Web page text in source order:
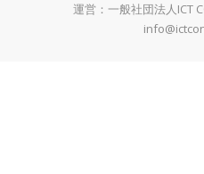
運営：一般社団法人ICT